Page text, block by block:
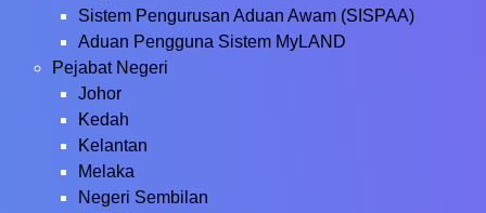
Sistem Pengurusan Aduan Awam (SISPAA)
Aduan Pengguna Sistem MyLAND
Pejabat Negeri
Johor
Kedah
Kelantan
Melaka
Negeri Sembilan